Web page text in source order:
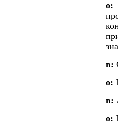
о:
в:
о:
в:
о: